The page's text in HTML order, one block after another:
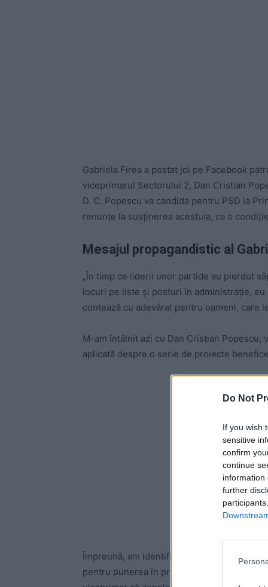
Do Not
If you wish
sensitive
confirm
continue
information
further
Gabriela Firea a postat joi pe Facebook
viceprimarul Sectorului 2, Dan Cristian
D. C. Popescu va candida pentru PSD la
renunțe la susținerea acestuia, ca o
Mesajul propagandistic al
„În timp ce liderii unor partide au pierdut
locuri pe liste și posturi în administrație,
contează cu adevărat pentru oameni, care
M-am întâlnit azi cu Dan Cristian
aplicată despre o serie de proiecte
Împreună, am identificat modul în care
pentru punerea în practică a unor proiecte